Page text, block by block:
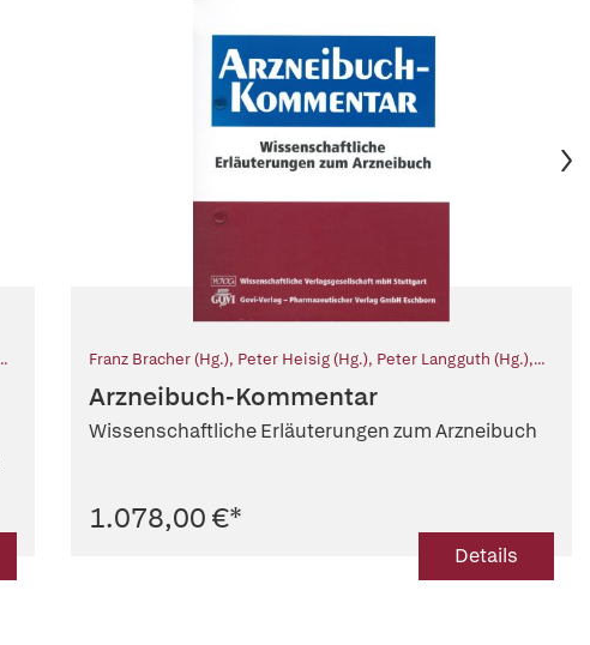
Franz Bracher (Hg.), Peter Heisig (Hg.), Peter Langguth (Hg.),
Stahl-Biskup (Hg.)
Arzneibuch-Kommentar
Wissenschaftliche Erläuterungen zum Arzneibuch
1.078,00 €*
Details